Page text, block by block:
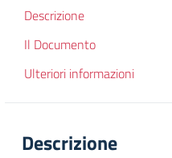
Descrizione
Il Documento
Ulteriori informazioni
Descrizione